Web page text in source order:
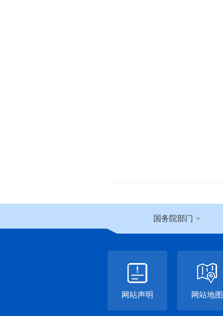
国务院部门
网站声明 网站地图